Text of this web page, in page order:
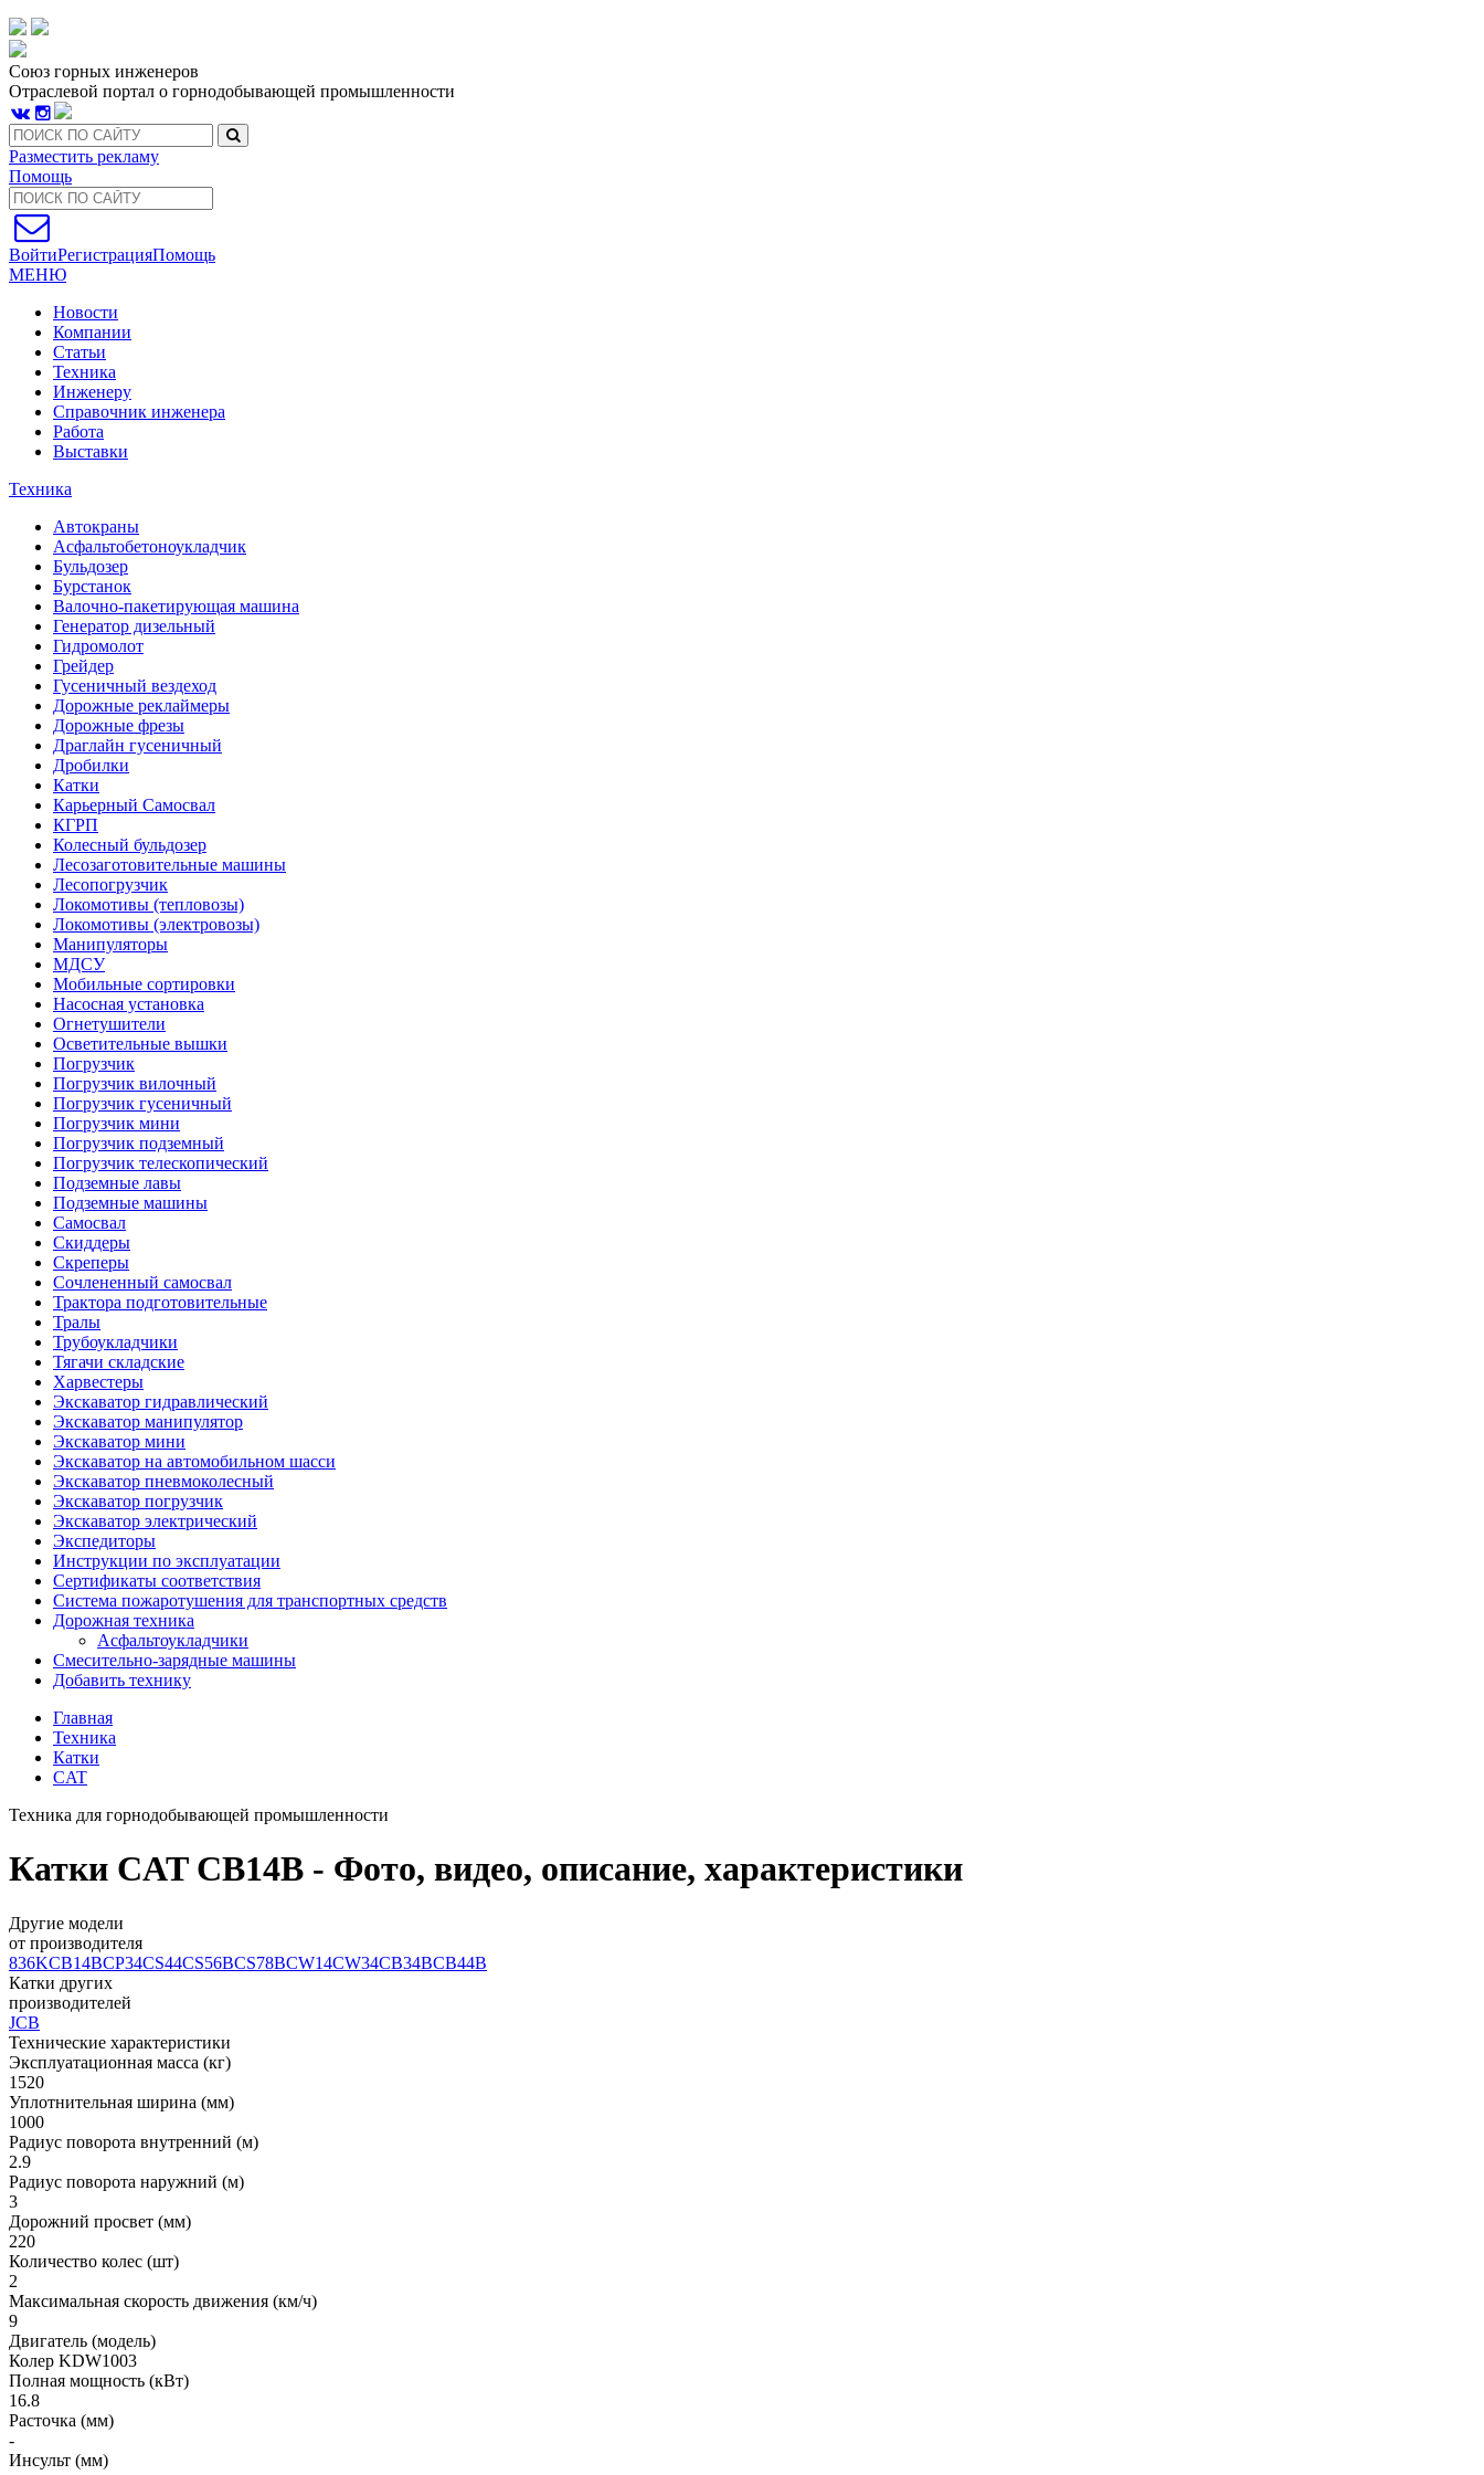
Союз горных инженеров
Отраслевой портал о горнодобывающей промышленности
Разместить рекламу
Помощь
ВойтиРегистрацияПомощь
МЕНЮ
Новости
Компании
Статьи
Техника
Инженеру
Справочник инженера
Работа
Выставки
Техника
Автокраны
Асфальтобетоноукладчик
Бульдозер
Бурстанок
Валочно-пакетирующая машина
Генератор дизельный
Гидромолот
Грейдер
Гусеничный вездеход
Дорожные реклаймеры
Дорожные фрезы
Драглайн гусеничный
Дробилки
Катки
Карьерный Самосвал
КГРП
Колесный бульдозер
Лесозаготовительные машины
Лесопогрузчик
Локомотивы (тепловозы)
Локомотивы (электровозы)
Манипуляторы
МДСУ
Мобильные сортировки
Насосная установка
Огнетушители
Осветительные вышки
Погрузчик
Погрузчик вилочный
Погрузчик гусеничный
Погрузчик мини
Погрузчик подземный
Погрузчик телескопический
Подземные лавы
Подземные машины
Самосвал
Скиддеры
Скреперы
Сочлененный самосвал
Трактора подготовительные
Тралы
Трубоукладчики
Тягачи складские
Харвестеры
Экскаватор гидравлический
Экскаватор манипулятор
Экскаватор мини
Экскаватор на автомобильном шасси
Экскаватор пневмоколесный
Экскаватор погрузчик
Экскаватор электрический
Экспедиторы
Инструкции по эксплуатации
Сертификаты соответствия
Система пожаротушения для транспортных средств
Дорожная техника
Асфальтоукладчики
Смесительно-зарядные машины
Добавить технику
Главная
Техника
Катки
CAT
Техника для горнодобывающей промышленности
Катки CAT CB14B - Фото, видео, описание, характеристики
Другие модели
от производителя
836KCB14BCP34CS44CS56BCS78BCW14CW34CB34BCB44B
Катки других
производителей
JCB
Технические характеристики
Эксплуатационная масса (кг)
1520
Уплотнительная ширина (мм)
1000
Радиус поворота внутренний (м)
2.9
Радиус поворота наружний (м)
3
Дорожний просвет (мм)
220
Количество колес (шт)
2
Максимальная скорость движения (км/ч)
9
Двигатель (модель)
Колер KDW1003
Полная мощность (кВт)
16.8
Расточка (мм)
-
Инсульт (мм)